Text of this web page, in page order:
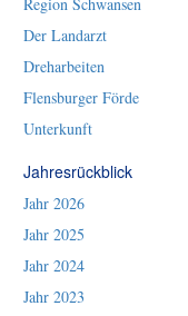
Der Landarzt
Dreharbeiten
Flensburger Förde
Unterkunft
Jahresrückblick
Jahr 2026
Jahr 2025
Jahr 2024
Jahr 2023